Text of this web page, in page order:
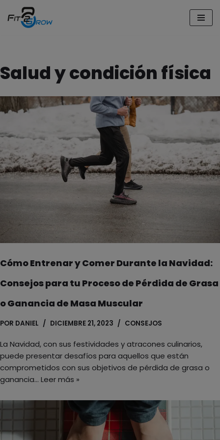
Saltar
Salud y condición física
Cómo Entrenar y Comer Durante la Navidad:
Consejos para tu Proceso de Pérdida de Grasa
o Ganancia de Masa Muscular
POR DANIEL DICIEMBRE 21, 2023 CONSEJOS
La Navidad, con sus festividades y atracones culinarios,
puede presentar desafíos para aquellos que están
comprometidos con sus objetivos de pérdida de grasa o
ganancia… Leer más »